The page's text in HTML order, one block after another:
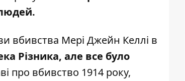
вбивства Мері Джейн Келлі в
Різника, але все було
про вбивство 1914 року,